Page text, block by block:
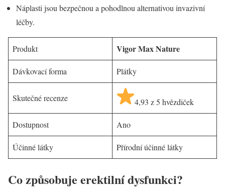
Náplasti jsou bezpečnou a pohodlnou alternativou invazivní
léčby.
Produkt Vigor Max Nature
Dávkovací forma Plátky
Skutečné recenze 4,93 z 5 hvězdiček
Dostupnost Ano
Účinné látky Přírodní účinné látky
Co způsobuje erektilní dysfunkci?